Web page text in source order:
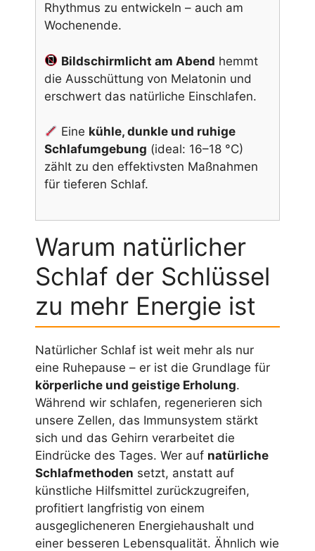
Rhythmus zu entwickeln – auch am
Wochenende.
Bildschirmlicht am Abend hemmt
die Ausschüttung von Melatonin und
erschwert das natürliche Einschlafen.
Eine kühle, dunkle und ruhige
Schlafumgebung (ideal: 16–18 °C)
zählt zu den effektivsten Maßnahmen
für tieferen Schlaf.
Warum natürlicher
Schlaf der Schlüssel
zu mehr Energie ist
Natürlicher Schlaf ist weit mehr als nur
eine Ruhepause – er ist die Grundlage für
körperliche und geistige Erholung.
Während wir schlafen, regenerieren sich
unsere Zellen, das Immunsystem stärkt
sich und das Gehirn verarbeitet die
Eindrücke des Tages. Wer auf natürliche
Schlafmethoden setzt, anstatt auf
künstliche Hilfsmittel zurückzugreifen,
profitiert langfristig von einem
ausgeglicheneren Energiehaushalt und
einer besseren Lebensqualität. Ähnlich wie